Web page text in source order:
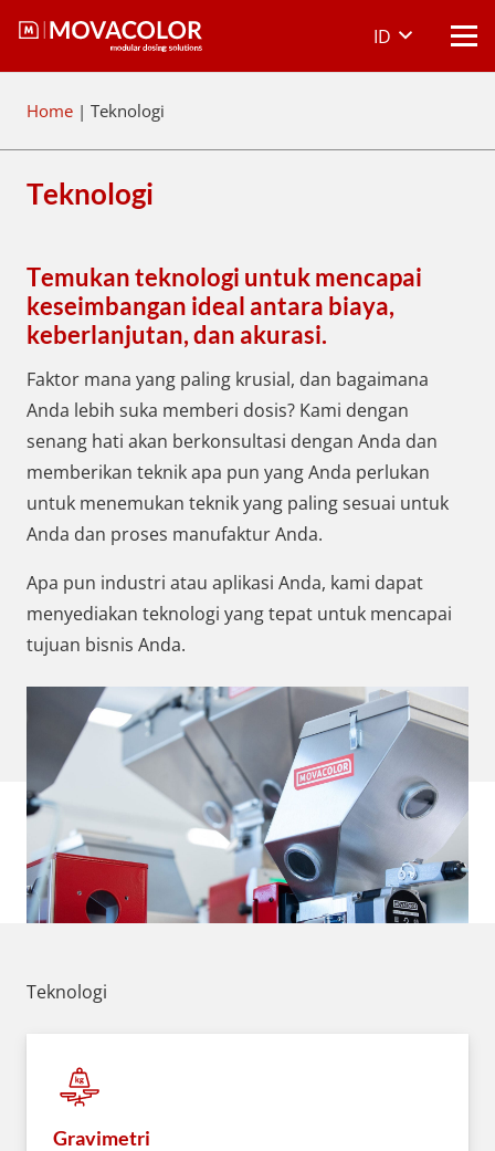
ID
Home | Teknologi
Teknologi
Temukan teknologi untuk mencapai
keseimbangan ideal antara biaya,
keberlanjutan, dan akurasi.
Faktor mana yang paling krusial, dan bagaimana
Anda lebih suka memberi dosis? Kami dengan
senang hati akan berkonsultasi dengan Anda dan
memberikan teknik apa pun yang Anda perlukan
untuk menemukan teknik yang paling sesuai untuk
Anda dan proses manufaktur Anda.
Apa pun industri atau aplikasi Anda, kami dapat
menyediakan teknologi yang tepat untuk mencapai
tujuan bisnis Anda.
Teknologi
Gravimetri